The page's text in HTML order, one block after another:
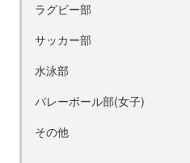
ラグビー部
サッカー部
水泳部
バレーボール部(女子)
その他